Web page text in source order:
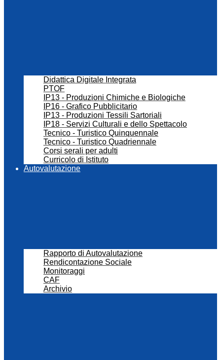
Didattica Digitale Integrata
PTOF
IP13 - Produzioni Chimiche e Biologiche
IP16 - Grafico Pubblicitario
IP13 - Produzioni Tessili Sartoriali
IP18 - Servizi Culturali e dello Spettacolo
Tecnico - Turistico Quinquennale
Tecnico - Turistico Quadriennale
Corsi serali per adulti
Curricolo di Istituto
Autovalutazione
Rapporto di Autovalutazione
Rendicontazione Sociale
Monitoraggi
CAF
Archivio